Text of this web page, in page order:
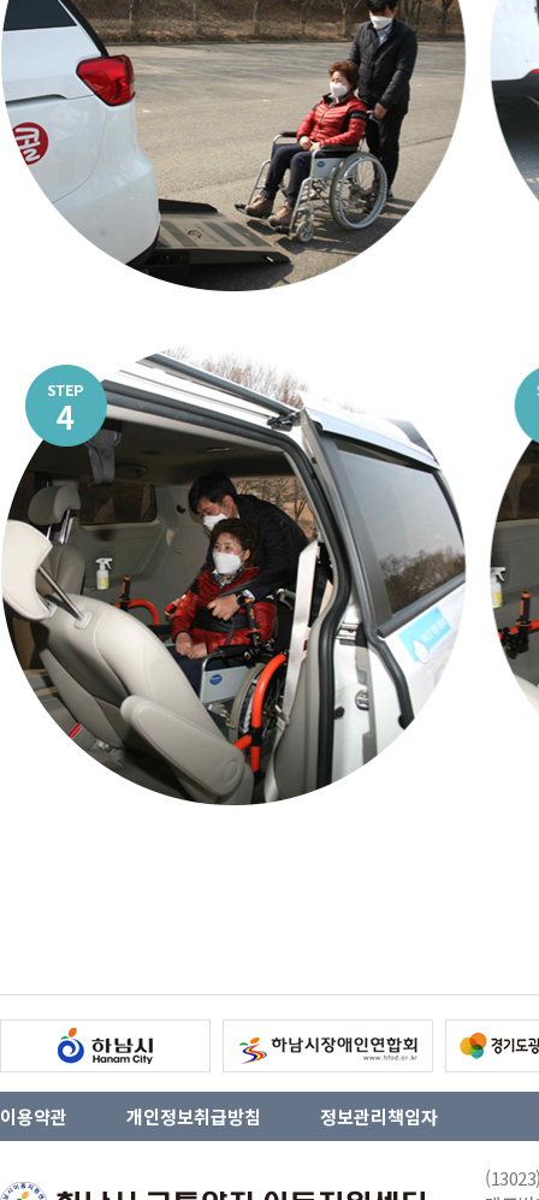
이용약관 개인정보취급방침 정보관리책임자